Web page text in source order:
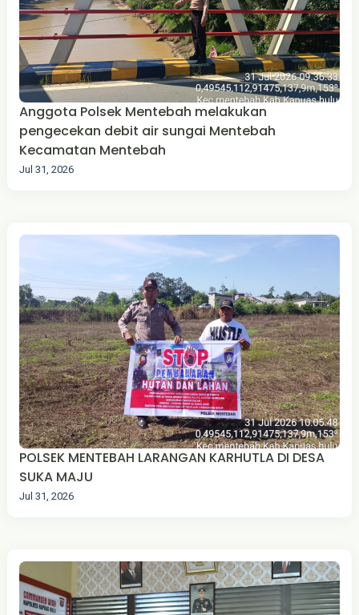
Anggota Polsek Mentebah melakukan
pengecekan debit air sungai Mentebah
Kecamatan Mentebah
Jul 31, 2026
POLSEK MENTEBAH LARANGAN KARHUTLA DI DESA
SUKA MAJU‎
Jul 31, 2026